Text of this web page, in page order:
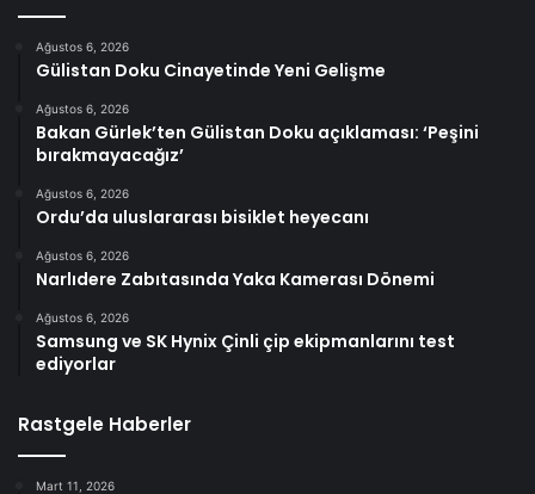
Ağustos 6, 2026
Gülistan Doku Cinayetinde Yeni Gelişme
Ağustos 6, 2026
Bakan Gürlek’ten Gülistan Doku açıklaması: ‘Peşini
bırakmayacağız’
Ağustos 6, 2026
Ordu’da uluslararası bisiklet heyecanı
Ağustos 6, 2026
Narlıdere Zabıtasında Yaka Kamerası Dönemi
Ağustos 6, 2026
Samsung ve SK Hynix Çinli çip ekipmanlarını test
ediyorlar
Rastgele Haberler
Mart 11, 2026